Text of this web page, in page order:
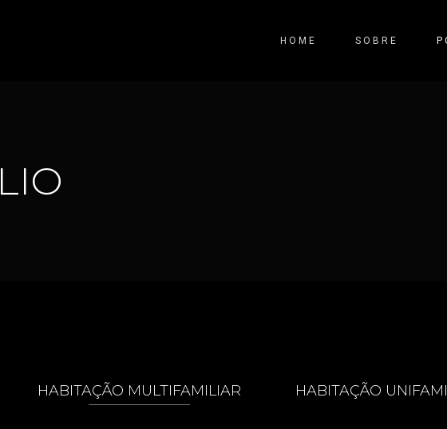
HOME SOBRE
HABITAÇÃO MULTIFAMILIAR HABITAÇÃO